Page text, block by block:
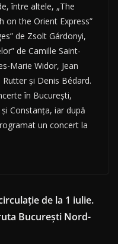
între altele, „The
on the Orient Express”
de Zsolt Gárdonyi,
de Camille Saint-
Marie Widor, Jean
și Denis Bédard.
în București,
Constanța, iar după
un concert la
de la 1 iulie.
Bucureşti Nord-